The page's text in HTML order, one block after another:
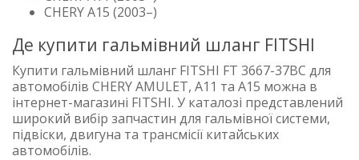
CHERY A15 (2003–)
Де купити гальмівний шланг FITSHI
Купити гальмівний шланг FITSHI FT 3667-37BC для
автомобілів CHERY AMULET, A11 та A15 можна в
інтернет-магазині FITSHI. У каталозі представлений
широкий вибір запчастин для гальмівної системи,
підвіски, двигуна та трансмісії китайських
автомобілів.